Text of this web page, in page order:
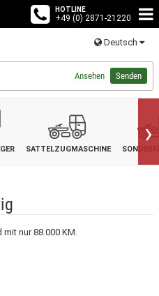
HOTLINE
+49 (0) 2871-21220
Deutsch
Ansehen Senden
SATTELZUGMASCHINE ›
nur 88.000 KM.